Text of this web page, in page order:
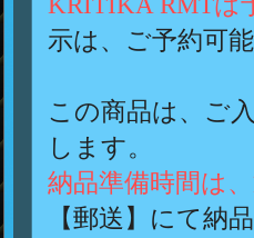
示は、ご予約可
この商品は、ご
します。
納品準備時間は
【郵送】にて納